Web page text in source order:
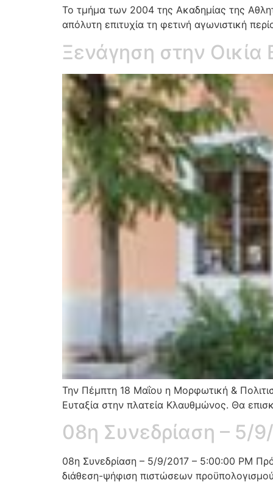
Το τμήμα των 2004 της Ακαδημίας της
απόλυτη επιτυχία τη φετινή αγωνιστική
Ξενάγηση στην Οικία
Την Πέμπτη 18 Μαΐου η Μορφωτική &
Ευταξία στην πλατεία Κλαυθμώνος. Θα
08η Συνεδρίαση – 5/
08η Συνεδρίαση – 5/9/2017 – 5:00:00 PM
διάθεση-ψήφιση πιστώσεων